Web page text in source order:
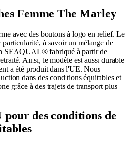
Femme The Marley
avec des boutons à logo en relief. Le
particularité, à savoir un mélange de
SEAQUAL® fabriqué à partir de
Ainsi, le modèle est aussi durable
a été produit dans l'UE. Nous
dans des conditions équitables et
grâce à des trajets de transport plus
pour des conditions de